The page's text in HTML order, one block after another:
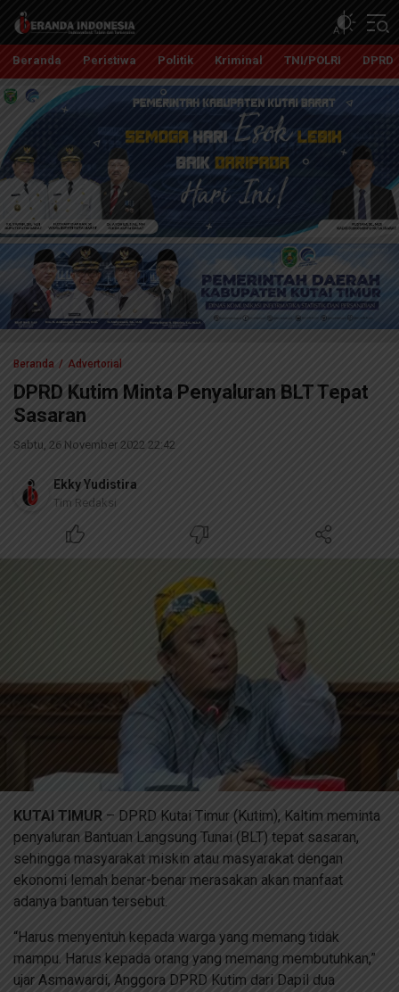
Beranda Indonesia
Independent, Tajam dan Terpercaya
Beranda Peristiwa Politik Kriminal TNI/POLRI DPRD
Beranda Advertorial
DPRD Kutim Minta Penyaluran BLT Tepat
Sasaran
Sabtu, 26 November 2022 22:42
Ekky Yudistira
Tim Redaksi
KUTAI TIMUR – DPRD Kutai Timur (Kutim), Kaltim meminta
penyaluran Bantuan Langsung Tunai (BLT) tepat sasaran,
sehingga masyarakat miskin atau masyarakat dengan
ekonomi lemah benar-benar merasakan akan manfaat
adanya bantuan tersebut.
“Harus menyentuh kepada warga yang memang tidak
mampu. Harus kepada orang yang memang membutuhkan,”
ujar Asmawardi, Anggora DPRD Kutim dari Dapil dua